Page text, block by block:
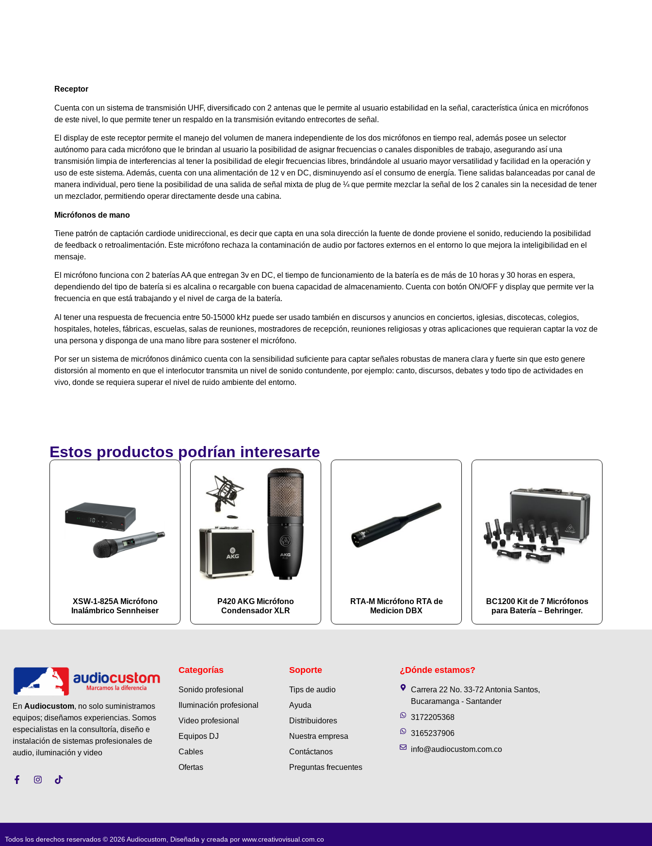
Receptor
Cuenta con un sistema de transmisión UHF, diversificado con 2 antenas que le permite al usuario estabilidad en la señal, característica única en micrófonos
de este nivel, lo que permite tener un respaldo en la transmisión evitando entrecortes de señal.
El display de este receptor permite el manejo del volumen de manera independiente de los dos micrófonos en tiempo real, además posee un selector
autónomo para cada micrófono que le brindan al usuario la posibilidad de asignar frecuencias o canales disponibles de trabajo, asegurando así una
transmisión limpia de interferencias al tener la posibilidad de elegir frecuencias libres, brindándole al usuario mayor versatilidad y facilidad en la operación y
uso de este sistema. Además, cuenta con una alimentación de 12 v en DC, disminuyendo así el consumo de energía. Tiene salidas balanceadas por canal de
manera individual, pero tiene la posibilidad de una salida de señal mixta de plug de ¼ que permite mezclar la señal de los 2 canales sin la necesidad de tener
un mezclador, permitiendo operar directamente desde una cabina.
Micrófonos de mano
Tiene patrón de captación cardiode unidireccional, es decir que capta en una sola dirección la fuente de donde proviene el sonido, reduciendo la posibilidad
de feedback o retroalimentación. Este micrófono rechaza la contaminación de audio por factores externos en el entorno lo que mejora la inteligibilidad en el
mensaje.
El micrófono funciona con 2 baterías AA que entregan 3v en DC, el tiempo de funcionamiento de la batería es de más de 10 horas y 30 horas en espera,
dependiendo del tipo de batería si es alcalina o recargable con buena capacidad de almacenamiento. Cuenta con botón ON/OFF y display que permite ver la
frecuencia en que está trabajando y el nivel de carga de la batería.
Al tener una respuesta de frecuencia entre 50-15000 kHz puede ser usado también en discursos y anuncios en conciertos, iglesias, discotecas, colegios,
hospitales, hoteles, fábricas, escuelas, salas de reuniones, mostradores de recepción, reuniones religiosas y otras aplicaciones que requieran captar la voz de
una persona y disponga de una mano libre para sostener el micrófono.
Por ser un sistema de micrófonos dinámico cuenta con la sensibilidad suficiente para captar señales robustas de manera clara y fuerte sin que esto genere
distorsión al momento en que el interlocutor transmita un nivel de sonido contundente, por ejemplo: canto, discursos, debates y todo tipo de actividades en
vivo, donde se requiera superar el nivel de ruido ambiente del entorno.
Estos productos podrían interesarte
XSW-1-825A Micrófono
Inalámbrico Sennheiser
P420 AKG Micrófono
Condensador XLR
RTA-M Micrófono RTA de
Medicion DBX
BC1200 Kit de 7 Micrófonos
para Batería – Behringer.
En Audiocustom, no solo suministramos
equipos; diseñamos experiencias. Somos
especialistas en la consultoría, diseño e
instalación de sistemas profesionales de
audio, iluminación y video
Categorías
Sonido profesional
Iluminación profesional
Video profesional
Equipos DJ
Cables
Ofertas
Soporte
Tips de audio
Ayuda
Distribuidores
Nuestra empresa
Contáctanos
Preguntas frecuentes
¿Dónde estamos?
Carrera 22 No. 33-72 Antonia Santos,
Bucaramanga - Santander
3172205368
3165237906
info@audiocustom.com.co
Todos los derechos reservados © 2026 Audiocustom, Diseñada y creada por www.creativovisual.com.co